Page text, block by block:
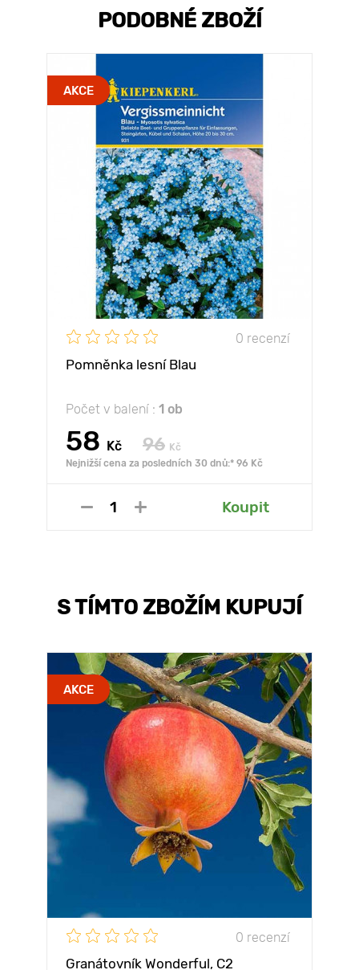
PODOBNÉ ZBOŽÍ
AKCE
0 recenzí
Pomněnka lesní Blau
Počet v balení : 1 ob
58 Kč 96 Kč
Nejnižší cena za posledních 30 dnů:* 96 Kč
Koupit
S TÍMTO ZBOŽÍM KUPUJÍ
AKCE
0 recenzí
Granátovník Wonderful, С2